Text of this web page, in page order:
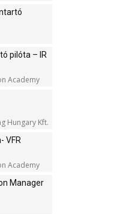
pilóta – IR
Academy
Hungary Kft.
VFR
Academy
Manager